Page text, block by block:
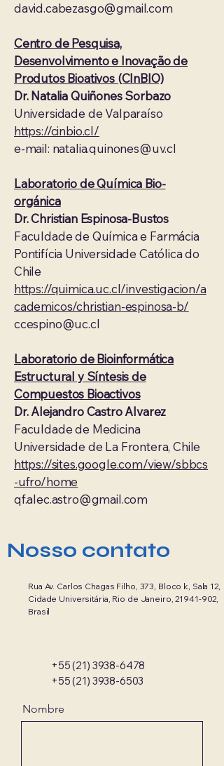
david.cabezasgo@gmail.com
Centro de Pesquisa,
Desenvolvimento e Inovação de
Produtos Bioativos (CInBIO)
Dr. Natalia Quiñones Sorbazo
Universidade de Valparaíso
https://cinbio.cl/
e-mail: natalia.quinones@uv.cl
Laboratorio de Química Bio-
orgánica
Dr. Christian Espinosa-Bustos
Faculdade de Química e Farmácia
Pontifícia Universidade Católica do
Chile
https://quimica.uc.cl/investigacion/a
cademicos/christian-espinosa-b/
ccespino@uc.cl
Laboratorio de Bioinformática
Estructural y Síntesis de
Compuestos Bioactivos
Dr. Alejandro Castro Alvarez
Faculdade de Medicina
Universidade de La Frontera, Chile
https://sites.google.com/view/sbbcs
-ufro/home
qf.alec.astro@gmail.com
Nosso contato
Rua Av. Carlos Chagas Filho, 373, Bloco k, Sala 12,
Cidade Universitária, Rio de Janeiro,21941-902,
Brasil
+55 (21) 3938-6478
+55 (21) 3938-6503
Nombre